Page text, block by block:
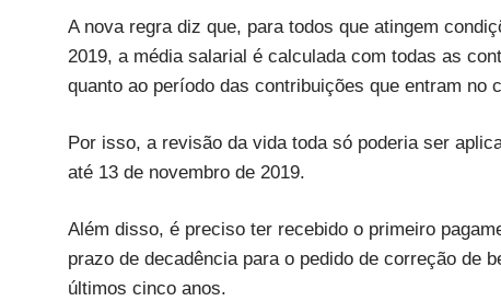
A nova regra diz que, para todos que atingem
2019, a média salarial é calculada com todas as
quanto ao período das contribuições que entram
Por isso, a revisão da vida toda só poderia ser
até 13 de novembro de 2019.
Além disso, é preciso ter recebido o primeiro
prazo de decadência para o pedido de correção de
últimos cinco anos.